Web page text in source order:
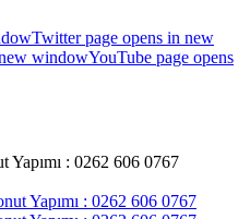
Twitter page opens in new
windowYouTube page opens
Yapımı : 0262 606 0767